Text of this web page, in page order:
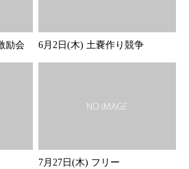
励会 6月2日(木) 土嚢作り競争
7月27日(木) フリー